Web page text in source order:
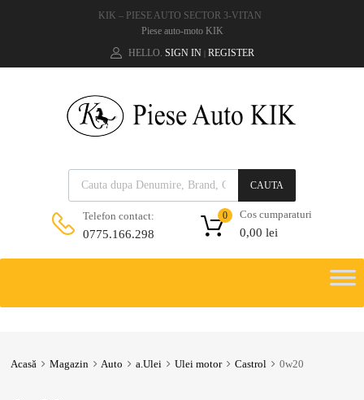
KIK – PIESE AUTO SECTOR 3-VITAN
Piese auto-moto KIK
HELLO. SIGN IN | REGISTER
CAUTA
Telefon contact:
0775.166.298
Cos cumparaturi
0,00 lei
0
Acasă Magazin Auto a.Ulei Ulei motor Castrol 0w20